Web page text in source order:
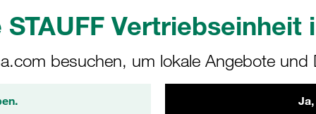
Vertriebseinheit
besuchen, um lokale Angebote und
Ø20mm
Vorspannung
Schraube
SP-320-AL-ES-AS-M-